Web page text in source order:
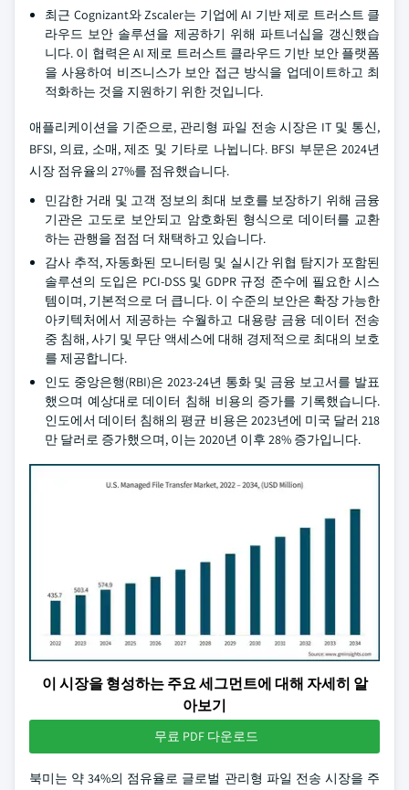
최근 Cognizant와 Zscaler는 기업에 AI 기반 제로 트러스트 클
라우드 보안 솔루션을 제공하기 위해 파트너십을 갱신했습
니다. 이 협력은 AI 제로 트러스트 클라우드 기반 보안 플랫폼
을 사용하여 비즈니스가 보안 접근 방식을 업데이트하고 최
적화하는 것을 지원하기 위한 것입니다.
애플리케이션을 기준으로, 관리형 파일 전송 시장은 IT 및 통신,
BFSI, 의료, 소매, 제조 및 기타로 나뉩니다. BFSI 부문은 2024년
시장 점유율의 27%를 점유했습니다.
민감한 거래 및 고객 정보의 최대 보호를 보장하기 위해 금융
기관은 고도로 보안되고 암호화된 형식으로 데이터를 교환
하는 관행을 점점 더 채택하고 있습니다.
감사 추적, 자동화된 모니터링 및 실시간 위협 탐지가 포함된
솔루션의 도입은 PCI-DSS 및 GDPR 규정 준수에 필요한 시스
템이며, 기본적으로 더 큽니다. 이 수준의 보안은 확장 가능한
아키텍처에서 제공하는 수월하고 대용량 금융 데이터 전송
중 침해, 사기 및 무단 액세스에 대해 경제적으로 최대의 보호
를 제공합니다.
인도 중앙은행(RBI)은 2023-24년 통화 및 금융 보고서를 발표
했으며 예상대로 데이터 침해 비용의 증가를 기록했습니다.
인도에서 데이터 침해의 평균 비용은 2023년에 미국 달러 218
만 달러로 증가했으며, 이는 2020년 이후 28% 증가입니다.
이 시장을 형성하는 주요 세그먼트에 대해 자세히 알
아보기
무료 PDF 다운로드
북미는 약 34%의 점유율로 글로벌 관리형 파일 전송 시장을 주